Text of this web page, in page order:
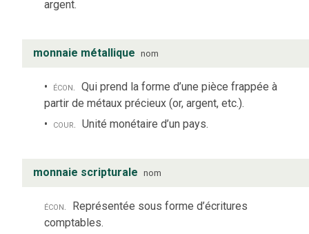
argent.
monnaie métallique nom
écon. Qui prend la forme d’une pièce frappée à
partir de métaux précieux (or, argent, etc.).
cour. Unité monétaire d’un pays.
monnaie scripturale nom
écon. Représentée sous forme d’écritures
comptables.